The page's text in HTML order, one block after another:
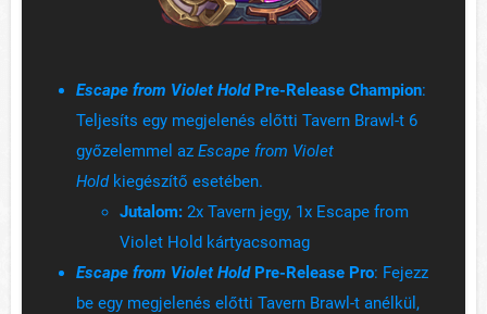
Escape from Violet HoldPre-Release Champion:
Teljesíts egy megjelenés előtti Tavern Brawl-t 6
győzelemmel az Escape from Violet
Holdkiegészítő esetében.
Jutalom: 2x Tavern jegy, 1x Escape from
Violet Hold kártyacsomag
Escape from Violet HoldPre-Release Pro: Fejezz
be egy megjelenés előtti Tavern Brawl-t anélkül,